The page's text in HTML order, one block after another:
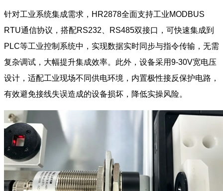
针对工业系统集成需求，HR2878全面支持工业MODBUS
RTU通信协议，搭配RS232、RS485双接口，可快速集成到
PLC等工业控制系统中，实现数据实时同步与指令传输，无需
复杂调试，大幅提升集成效率。此外，设备采用9-30V宽电压
设计，适配工业现场不同供电环境，内置极性接反保护电路，
有效避免接线失误造成的设备损坏，降低实操风险。